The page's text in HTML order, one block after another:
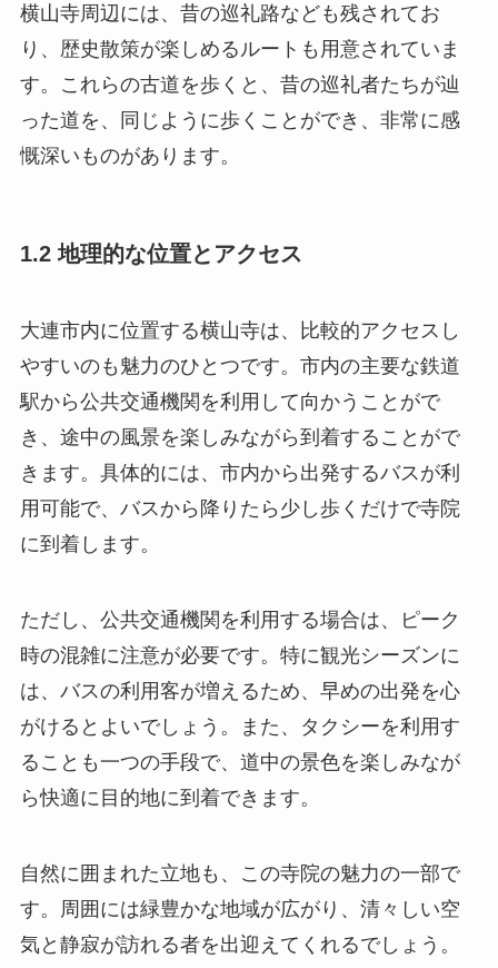
横山寺周辺には、昔の巡礼路なども残されてお
り、歴史散策が楽しめるルートも用意されていま
す。これらの古道を歩くと、昔の巡礼者たちが辿
った道を、同じように歩くことができ、非常に感
慨深いものがあります。
1.2 地理的な位置とアクセス
大連市内に位置する横山寺は、比較的アクセスし
やすいのも魅力のひとつです。市内の主要な鉄道
駅から公共交通機関を利用して向かうことがで
き、途中の風景を楽しみながら到着することがで
きます。具体的には、市内から出発するバスが利
用可能で、バスから降りたら少し歩くだけで寺院
に到着します。
ただし、公共交通機関を利用する場合は、ピーク
時の混雑に注意が必要です。特に観光シーズンに
は、バスの利用客が増えるため、早めの出発を心
がけるとよいでしょう。また、タクシーを利用す
ることも一つの手段で、道中の景色を楽しみなが
ら快適に目的地に到着できます。
自然に囲まれた立地も、この寺院の魅力の一部で
す。周囲には緑豊かな地域が広がり、清々しい空
気と静寂が訪れる者を出迎えてくれるでしょう。